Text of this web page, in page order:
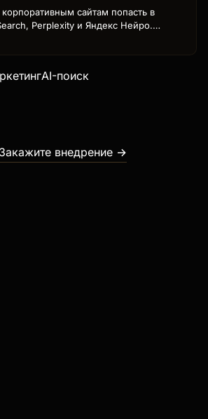
корпоративным сайтам попасть в
Perplexity и Яндекс Нейро.
AI-поиск
внедрение →